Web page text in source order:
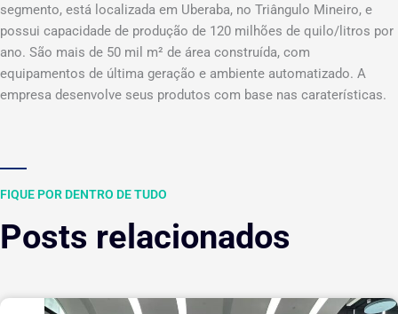
segmento, está localizada em Uberaba, no Triângulo Mineiro, e
possui capacidade de produção de 120 milhões de quilo/litros por
ano. São mais de 50 mil m² de área construída, com
equipamentos de última geração e ambiente automatizado. A
empresa desenvolve seus produtos com base nas caraterísticas.
FIQUE POR DENTRO DE TUDO
Posts relacionados